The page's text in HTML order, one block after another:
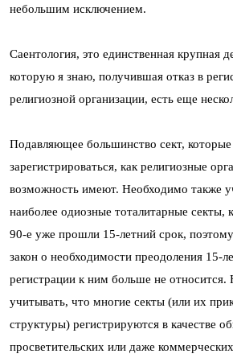
небольшим исключением.
Саентология, это единственная крупная
которую я знаю, получившая отказ в
религиозной организации, есть еще
Подавляющее большинство сект, которые
зарегистрироваться, как религиозные
возможность имеют. Необходимо также
наиболее одиозные тоталитарные секты,
90-е уже прошли 15-летний срок,
закон о необходимости преодоления 15-
регистрации к ним больше не
учитывать, что многие секты (или их
структуры) регистрируются в качестве
просветительских или даже